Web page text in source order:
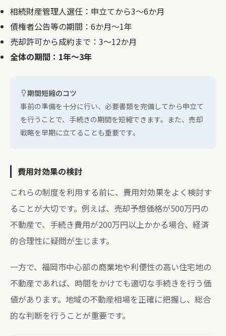
相続財産管理人選任：申立てから3～6か月
債権者公告等の期間：6か月～1年
売却許可から成約まで：3～12か月
全体の期間：1年～3年
期間短縮のコツ
事前の準備を十分に行い、必要書類を完備してから申立て
を行うことで、手続きの期間を短縮できます。また、売却
戦略を早期に立てることも重要です。
費用対効果の検討
これらの制度を利用する前に、費用対効果をよく検討す
ることが大切です。例えば、売却予想価格が500万円の
不動産で、手続き費用が200万円以上かかる場合、経済
的合理性に疑問が生じます。
一方で、福岡市中心部の商業地や利便性の高い住宅地の
不動産であれば、時間をかけても適切な手続きを行う価
値があります。地域の不動産相場を正確に把握し、総合
的な判断を行うことが重要です。